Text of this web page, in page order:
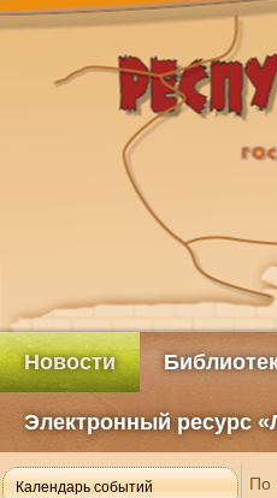
Новости
Электронный ресурс
Календарь событий
По